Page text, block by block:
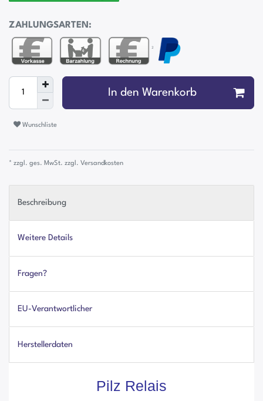
ZAHLUNGSARTEN:
²
In den Warenkorb
Wunschliste
* zzgl. ges. MwSt. zzgl. Versandkosten
Beschreibung
Weitere Details
Fragen?
EU-Verantwortlicher
Herstellerdaten
Pilz Relais